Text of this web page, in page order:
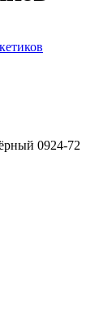
0924-72